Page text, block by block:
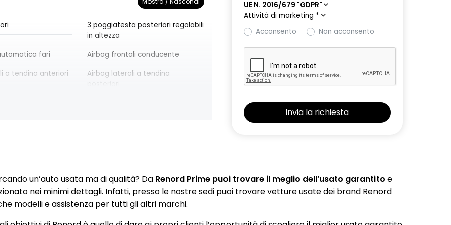
3 poggiatesta posteriori regolabili
in altezza
fari
Airbag frontali conducente
a tendina anteriori
Airbag laterali a tendina
da 17" BAHAMAS Chiusura centralizzata
Commutazione automatica degli
abbaglianti/anabbaglianti
UE N. 2016/679 "GDPR"
Attività di marketing *
Acconsento
Non acconsento
un’auto usata ma di qualità? DaRenord Prime puoi trovare il meglio dell’usato garantito e
nei minimi dettagli. Infatti, presso le nostre sedi puoi trovare vetture usate dei brand Renord
modelli e assistenza per tutti gli altri marchi.